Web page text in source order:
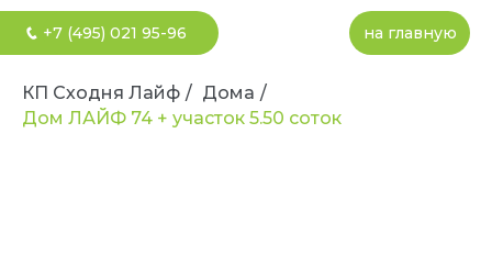
+7 (495) 021 95-96 на главную
КП Сходня Лайф / Дома /
Дом ЛАЙФ 74 + участок 5.50 соток